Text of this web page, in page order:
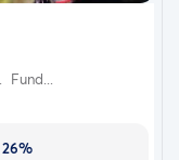
Fund...
26%